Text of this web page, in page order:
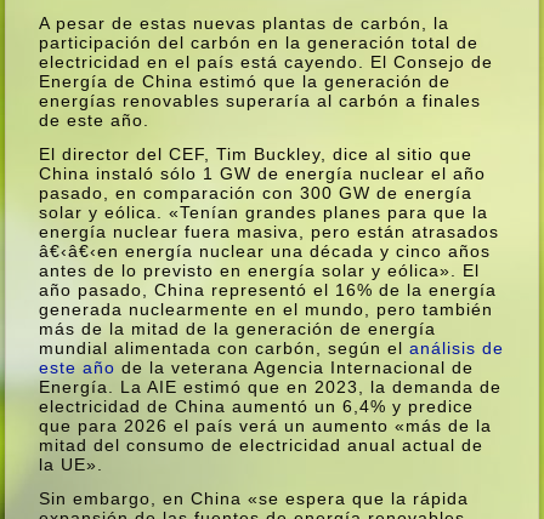
A pesar de estas nuevas plantas de carbón, la
participación del carbón en la generación total de
electricidad en el paí­s está cayendo. El Consejo de
Energí­a de China estimó que la generación de
energí­as renovables superarí­a al carbón a finales
de este año.
El director del CEF, Tim Buckley, dice al sitio que
China instaló sólo 1 GW de energí­a nuclear el año
pasado, en comparación con 300 GW de energí­a
solar y eólica. «Tení­an grandes planes para que la
energí­a nuclear fuera masiva, pero están atrasados
â€‹â€‹en energí­a nuclear una década y cinco años
antes de lo previsto en energí­a solar y eólica». El
año pasado, China representó el 16% de la energí­a
generada nuclearmente en el mundo, pero también
más de la mitad de la generación de energí­a
mundial alimentada con carbón, según elanálisis de
este año de la veterana Agencia Internacional de
Energí­a. La AIE estimó que en 2023, la demanda de
electricidad de China aumentó un 6,4% y predice
que para 2026 el paí­s verá un aumento «más de la
mitad del consumo de electricidad anual actual de
la UE».
Sin embargo, en China «se espera que la rápida